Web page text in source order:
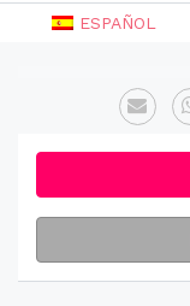
ESPAÑOL